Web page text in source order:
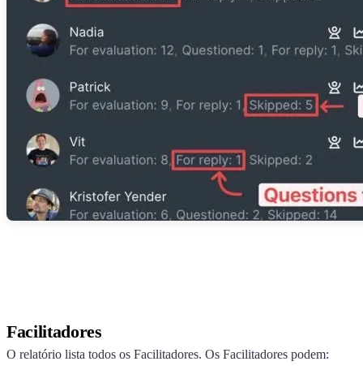
Facilitadores
O relatório lista todos os Facilitadores. Os Facilitadores podem: